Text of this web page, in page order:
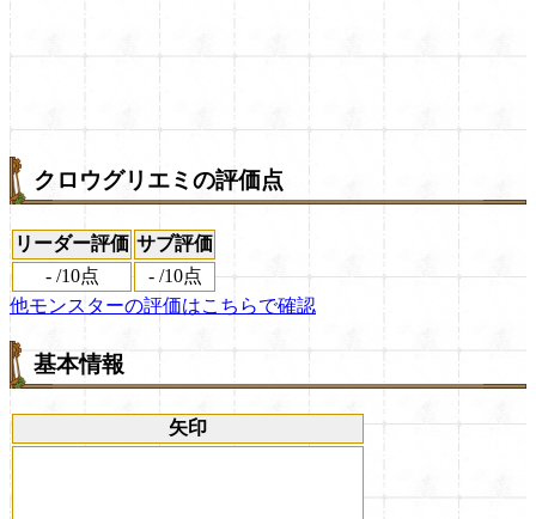
クロウグリエミの評価点
リーダー評価 サブ評価
-/10点 -/10点
他モンスターの評価はこちらで確認
基本情報
矢印